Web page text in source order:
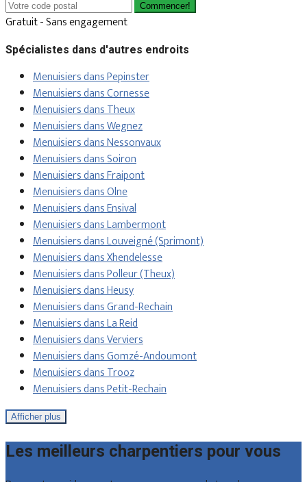
Commencer!
Gratuit - Sans engagement
Spécialistes dans d'autres endroits
Menuisiers dans Pepinster
Menuisiers dans Cornesse
Menuisiers dans Theux
Menuisiers dans Wegnez
Menuisiers dans Nessonvaux
Menuisiers dans Soiron
Menuisiers dans Fraipont
Menuisiers dans Olne
Menuisiers dans Ensival
Menuisiers dans Lambermont
Menuisiers dans Louveigné (Sprimont)
Menuisiers dans Xhendelesse
Menuisiers dans Polleur (Theux)
Menuisiers dans Heusy
Menuisiers dans Grand-Rechain
Menuisiers dans La Reid
Menuisiers dans Verviers
Menuisiers dans Gomzé-Andoumont
Menuisiers dans Trooz
Menuisiers dans Petit-Rechain
Afficher plus
Les meilleurs charpentiers pour vous